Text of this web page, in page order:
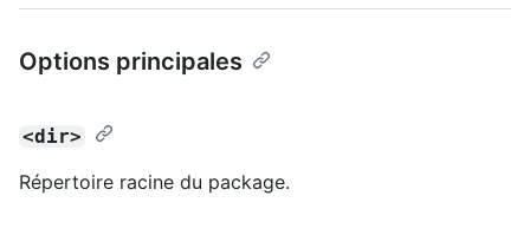
Options principales
<dir>
Répertoire racine du package.